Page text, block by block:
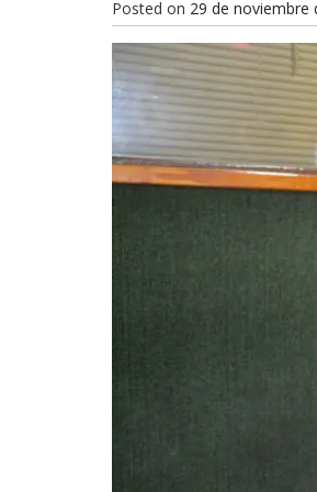
Posted on 29 de noviembre